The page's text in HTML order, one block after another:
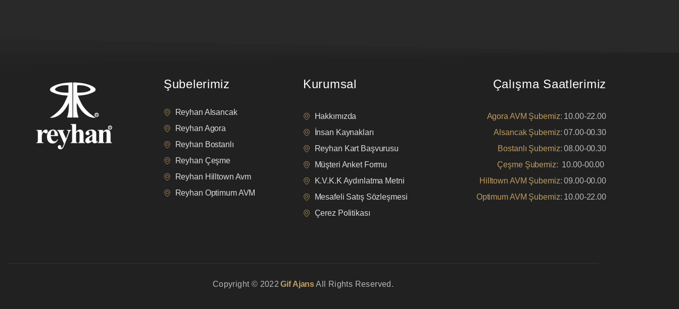
Şubelerimiz
Reyhan Alsancak
Reyhan Agora
Reyhan Bostanlı
Reyhan Çeşme
Reyhan Hilltown Avm
Reyhan Optimum AVM
Kurumsal
Hakkımızda
İnsan Kaynakları
Reyhan Kart Başvurusu
Müşteri Anket Formu
K.V.K.K Aydınlatma Metni
Mesafeli Satış Sözleşmesi
Çerez Politikası
Çalışma Saatlerimiz
Agora AVM Şubemiz: 10.00-22.00
Alsancak Şubemiz: 07.00-00.30
Bostanlı Şubemiz: 08.00-00.30
Çeşme Şubemiz: 10.00-00.00
Hilltown AVM Şubemiz: 09.00-00.00
Optimum AVM Şubemiz: 10.00-22.00
Copyright © 2022 Gif AjansAll Rights Reserved.